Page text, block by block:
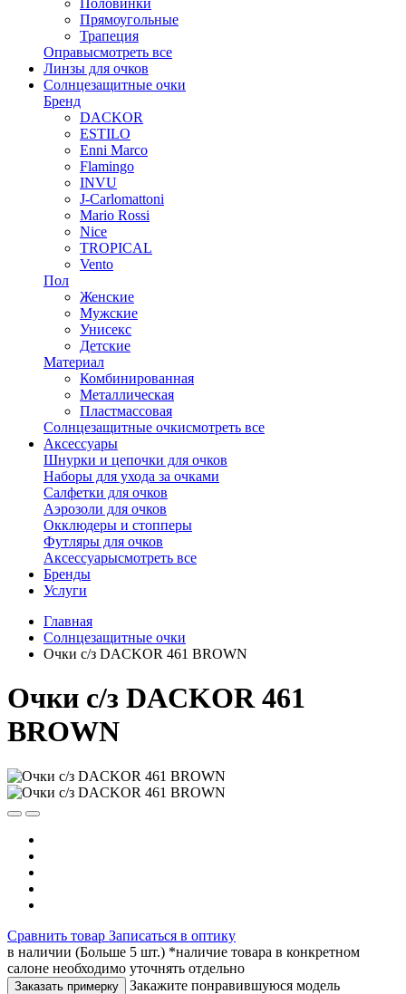
Прямоугольные
Трапеция
Оправысмотреть все
Линзы для очков
Солнцезащитные очки
Бренд
DACKOR
ESTILO
Enni Marco
Flamingo
INVU
J-Carlomattoni
Mario Rossi
Nice
TROPICAL
Vento
Пол
Женские
Мужские
Унисекс
Детские
Материал
Комбинированная
Металлическая
Пластмассовая
Солнцезащитные очкисмотреть все
Аксессуары
Шнурки и цепочки для очков
Наборы для ухода за очками
Салфетки для очков
Аэрозоли для очков
Окклюдеры и стопперы
Футляры для очков
Аксессуарысмотреть все
Бренды
Услуги
Главная
Солнцезащитные очки
Очки с/з DACKOR 461 BROWN
Очки с/з DACKOR 461
BROWN
Сравнить товар Записаться в оптику
в наличии (Больше 5 шт.) *наличие товара в конкретном
салоне необходимо уточнять отдельно
Заказать примерку
Закажите понравившуюся модель